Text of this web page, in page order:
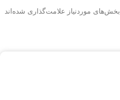
بخش‌های موردنیاز علامت‌گذاری شده‌اند